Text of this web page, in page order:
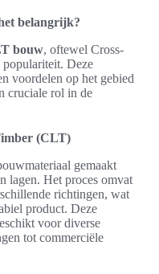
belangrijk?
bouw, oftewel Cross-
populariteit. Deze
voordelen op het gebied
cruciale rol in de
(CLT)
gemaakt
lagen. Het proces omvat
richtingen, wat
product. Deze
voor diverse
tot commerciële